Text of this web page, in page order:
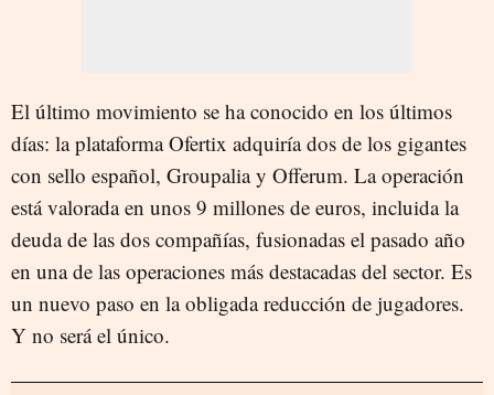
El último movimiento se ha conocido en los últimos
días: la plataforma Ofertix adquiría dos de los gigantes
con sello español, Groupalia y Offerum. La operación
está valorada en unos 9 millones de euros, incluida la
deuda de las dos compañías, fusionadas el pasado año
en una de las operaciones más destacadas del sector. Es
un nuevo paso en la obligada reducción de jugadores.
Y no será el único.